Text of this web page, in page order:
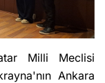
Milli Meclisi
Ankara